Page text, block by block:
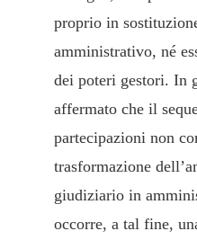
proprio in
amministrativo, né
dei poteri gestori. In
affermato che il
partecipazioni non
trasformazione
giudiziario in
occorre, a tal fine,